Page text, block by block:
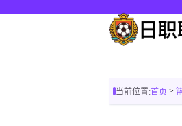
当前位置:首页 >